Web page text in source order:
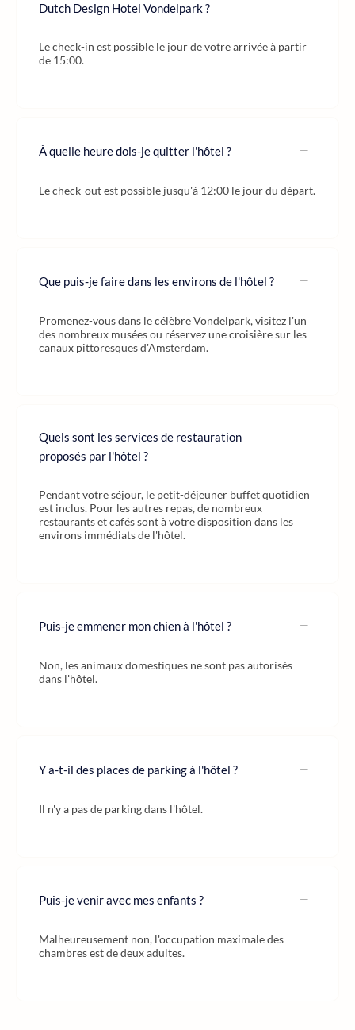
Dutch Design Hotel Vondelpark ?
Le check-in est possible le jour de votre arrivée à partir
de 15:00.
À quelle heure dois-je quitter l'hôtel ?
Le check-out est possible jusqu'à 12:00 le jour du départ.
Que puis-je faire dans les environs de l'hôtel ?
Promenez-vous dans le célèbre Vondelpark, visitez l'un
des nombreux musées ou réservez une croisière sur les
canaux pittoresques d'Amsterdam.
Quels sont les services de restauration
proposés par l'hôtel ?
Pendant votre séjour, le petit-déjeuner buffet quotidien
est inclus. Pour les autres repas, de nombreux
restaurants et cafés sont à votre disposition dans les
environs immédiats de l'hôtel.
Puis-je emmener mon chien à l'hôtel ?
Non, les animaux domestiques ne sont pas autorisés
dans l'hôtel.
Y a-t-il des places de parking à l'hôtel ?
Il n'y a pas de parking dans l'hôtel.
Puis-je venir avec mes enfants ?
Malheureusement non, l'occupation maximale des
chambres est de deux adultes.